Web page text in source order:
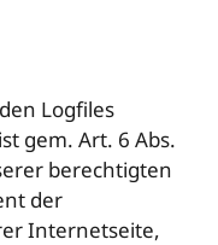
Logfiles
gem. Art. 6 Abs.
berechtigten
der
Internetseite,